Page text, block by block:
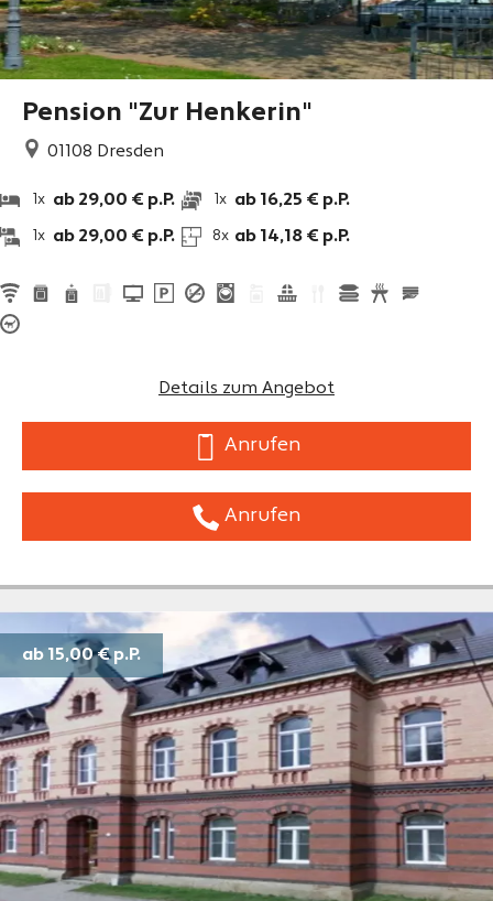
Pension "Zur Henkerin"
01108 Dresden
1x ab 29,00 € p.P.
1x ab 29,00 € p.P.
1x ab 16,25 € p.P.
8x ab 14,18 € p.P.
Details zum Angebot
Anrufen
Anrufen
ab 15,00 € p.P.